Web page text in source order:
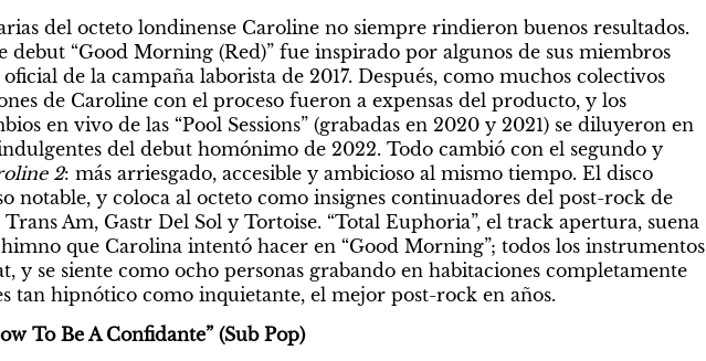
del octeto londinense Caroline no siempre rindieron buenos resultados.
debut “Good Morning (Red)” fue inspirado por algunos de sus miembros
de la campaña laborista de 2017. Después, como muchos colectivos
de Caroline con el proceso fueron a expensas del producto, y los
en vivo de las “Pool Sessions” (grabadas en 2020 y 2021) se diluyeron en
del debut homónimo de 2022. Todo cambió con el segundo y
2: más arriesgado, accesible y ambicioso al mismo tiempo. El disco
notable, y coloca al octeto como insignes continuadores del post-rock de
Am, Gastr Del Sol y Tortoise. “Total Euphoria”, el track apertura, suena
que Carolina intentó hacer en “Good Morning”; todos los instrumentos
y se siente como ocho personas grabando en habitaciones completamente
tan hipnótico como inquietante, el mejor post-rock en años.
To Be A Confidante” (Sub Pop)